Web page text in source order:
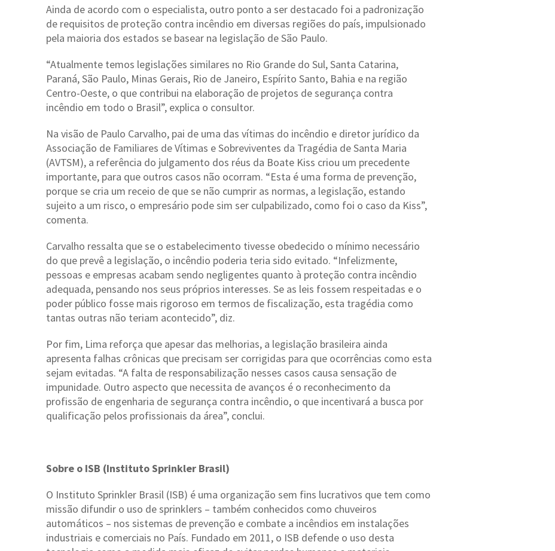
Ainda de acordo com o especialista, outro ponto a ser destacado foi a padronização
de requisitos de proteção contra incêndio em diversas regiões do país, impulsionado
pela maioria dos estados se basear na legislação de São Paulo.
“Atualmente temos legislações similares no Rio Grande do Sul, Santa Catarina,
Paraná, São Paulo, Minas Gerais, Rio de Janeiro, Espírito Santo, Bahia e na região
Centro-Oeste, o que contribui na elaboração de projetos de segurança contra
incêndio em todo o Brasil”, explica o consultor.
Na visão de Paulo Carvalho, pai de uma das vítimas do incêndio e diretor jurídico da
Associação de Familiares de Vítimas e Sobreviventes da Tragédia de Santa Maria
(AVTSM), a referência do julgamento dos réus da Boate Kiss criou um precedente
importante, para que outros casos não ocorram. “Esta é uma forma de prevenção,
porque se cria um receio de que se não cumprir as normas, a legislação, estando
sujeito a um risco, o empresário pode sim ser culpabilizado, como foi o caso da Kiss”,
comenta.
Carvalho ressalta que se o estabelecimento tivesse obedecido o mínimo necessário
do que prevê a legislação, o incêndio poderia teria sido evitado. “Infelizmente,
pessoas e empresas acabam sendo negligentes quanto à proteção contra incêndio
adequada, pensando nos seus próprios interesses. Se as leis fossem respeitadas e o
poder público fosse mais rigoroso em termos de fiscalização, esta tragédia como
tantas outras não teriam acontecido”, diz.
Por fim, Lima reforça que apesar das melhorias, a legislação brasileira ainda
apresenta falhas crônicas que precisam ser corrigidas para que ocorrências como esta
sejam evitadas. “A falta de responsabilização nesses casos causa sensação de
impunidade. Outro aspecto que necessita de avanços é o reconhecimento da
profissão de engenharia de segurança contra incêndio, o que incentivará a busca por
qualificação pelos profissionais da área”, conclui.
Sobre o ISB (Instituto Sprinkler Brasil)
O Instituto Sprinkler Brasil (ISB) é uma organização sem fins lucrativos que tem como
missão difundir o uso de sprinklers – também conhecidos como chuveiros
automáticos – nos sistemas de prevenção e combate a incêndios em instalações
industriais e comerciais no País. Fundado em 2011, o ISB defende o uso desta